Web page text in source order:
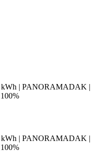
kWh | PANORAMADAK |
kWh | PANORAMADAK |